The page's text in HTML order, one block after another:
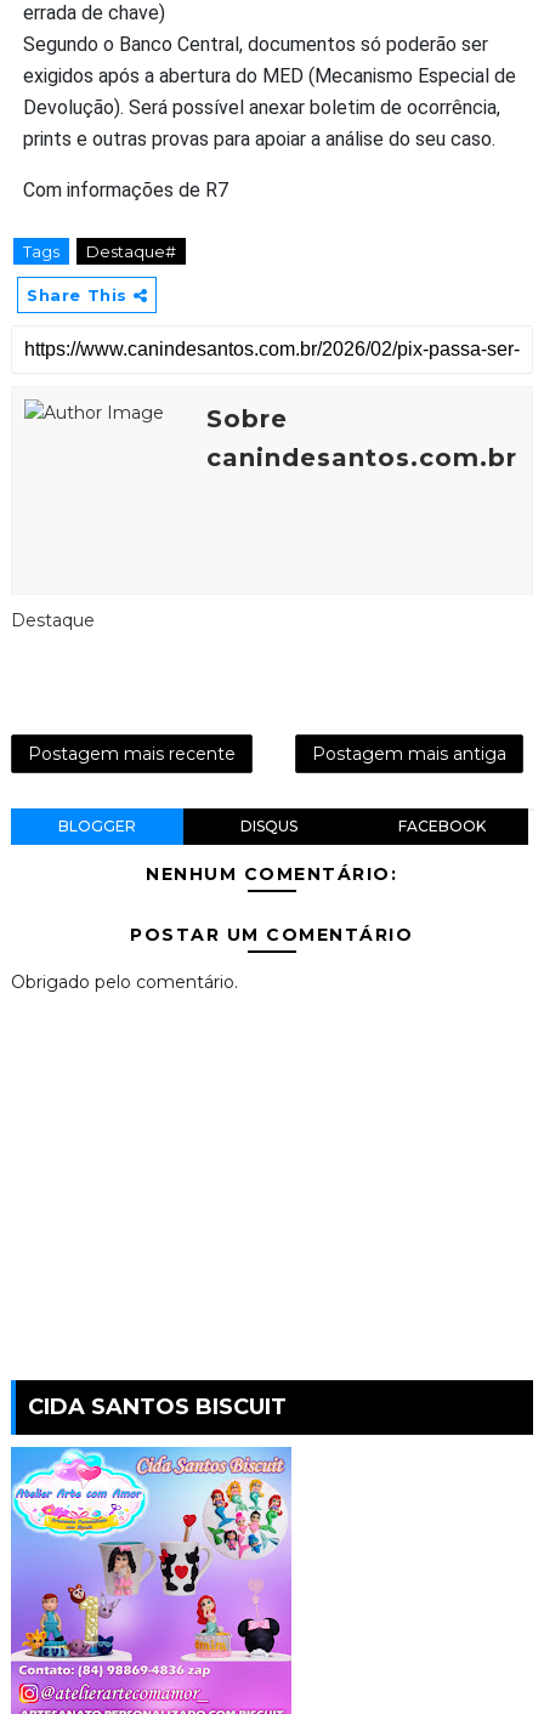
errada de chave)
Segundo o Banco Central, documentos só poderão ser
exigidos após a abertura do MED (Mecanismo Especial de
Devolução). Será possível anexar boletim de ocorrência,
prints e outras provas para apoiar a análise do seu caso.
Com informações de R7
Tags Destaque#
Share This
Sobre
canindesantos.com.br
Destaque
Postagem mais recente Postagem mais antiga
BLOGGER DISQUS FACEBOOK
NENHUM COMENTÁRIO:
POSTAR UM COMENTÁRIO
Obrigado pelo comentário.
CIDA SANTOS BISCUIT